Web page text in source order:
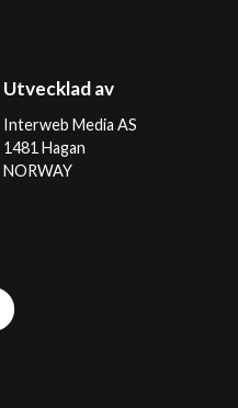
Utvecklad av
Interweb Media AS
1481 Hagan
NORWAY